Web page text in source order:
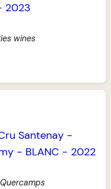
2023
wines
Santenay-
- BLANC - 2022